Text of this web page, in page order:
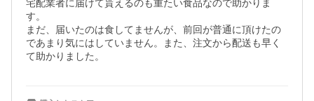
宅配業者に届けて貰えるのも重たい食品なので助かりま
す。
まだ、届いたのは食してませんが、前回が普通に頂けたの
であまり気にはしていません。また、注文から配送も早く
て助かりました。